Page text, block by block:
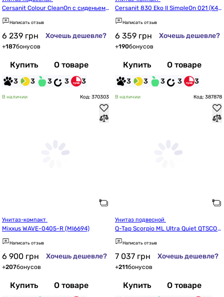
Cersanit Colour CleanOn с сиденьем
Soft Close (K701-042/SZCZ10012616
08)Написать отзыв
6 239 грн Хочешь дешевле?
+187бонусов
Купить О товаре
3 3 3 3 3
Cersanit 830 Eko II SimpleOn 021 (K44
-127)
Написать отзыв
6 359 грн Хочешь дешевле?
+190бонусов
Купить О товаре
3 3 3 3 3
В наличии Код: 370303
Mixxus WAVE-0405-R (MI6694)
Написать отзыв
6 900 грн Хочешь дешевле?
+207бонусов
Купить О товаре
В наличии Код: 387878
Q-Tap Scorpio ML Ultra Quiet QTSCO
ML26W49624
Написать отзыв
7 037 грн Хочешь дешевле?
+211бонусов
Купить О товаре